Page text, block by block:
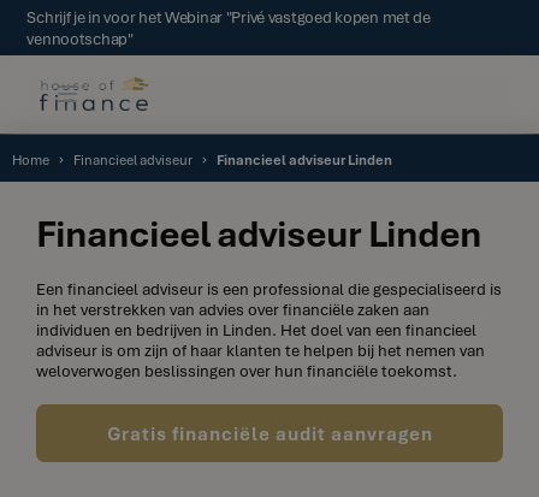
Schrijf je in voor het Webinar "Privé vastgoed kopen met de
vennootschap"
Home Financieel adviseur Financieel adviseur Linden
Financieel adviseur Linden
Een financieel adviseur is een professional die gespecialiseerd is
in het verstrekken van advies over financiële zaken aan
individuen en bedrijven in Linden. Het doel van een financieel
adviseur is om zijn of haar klanten te helpen bij het nemen van
weloverwogen beslissingen over hun financiële toekomst.
Gratis financiële audit aanvragen